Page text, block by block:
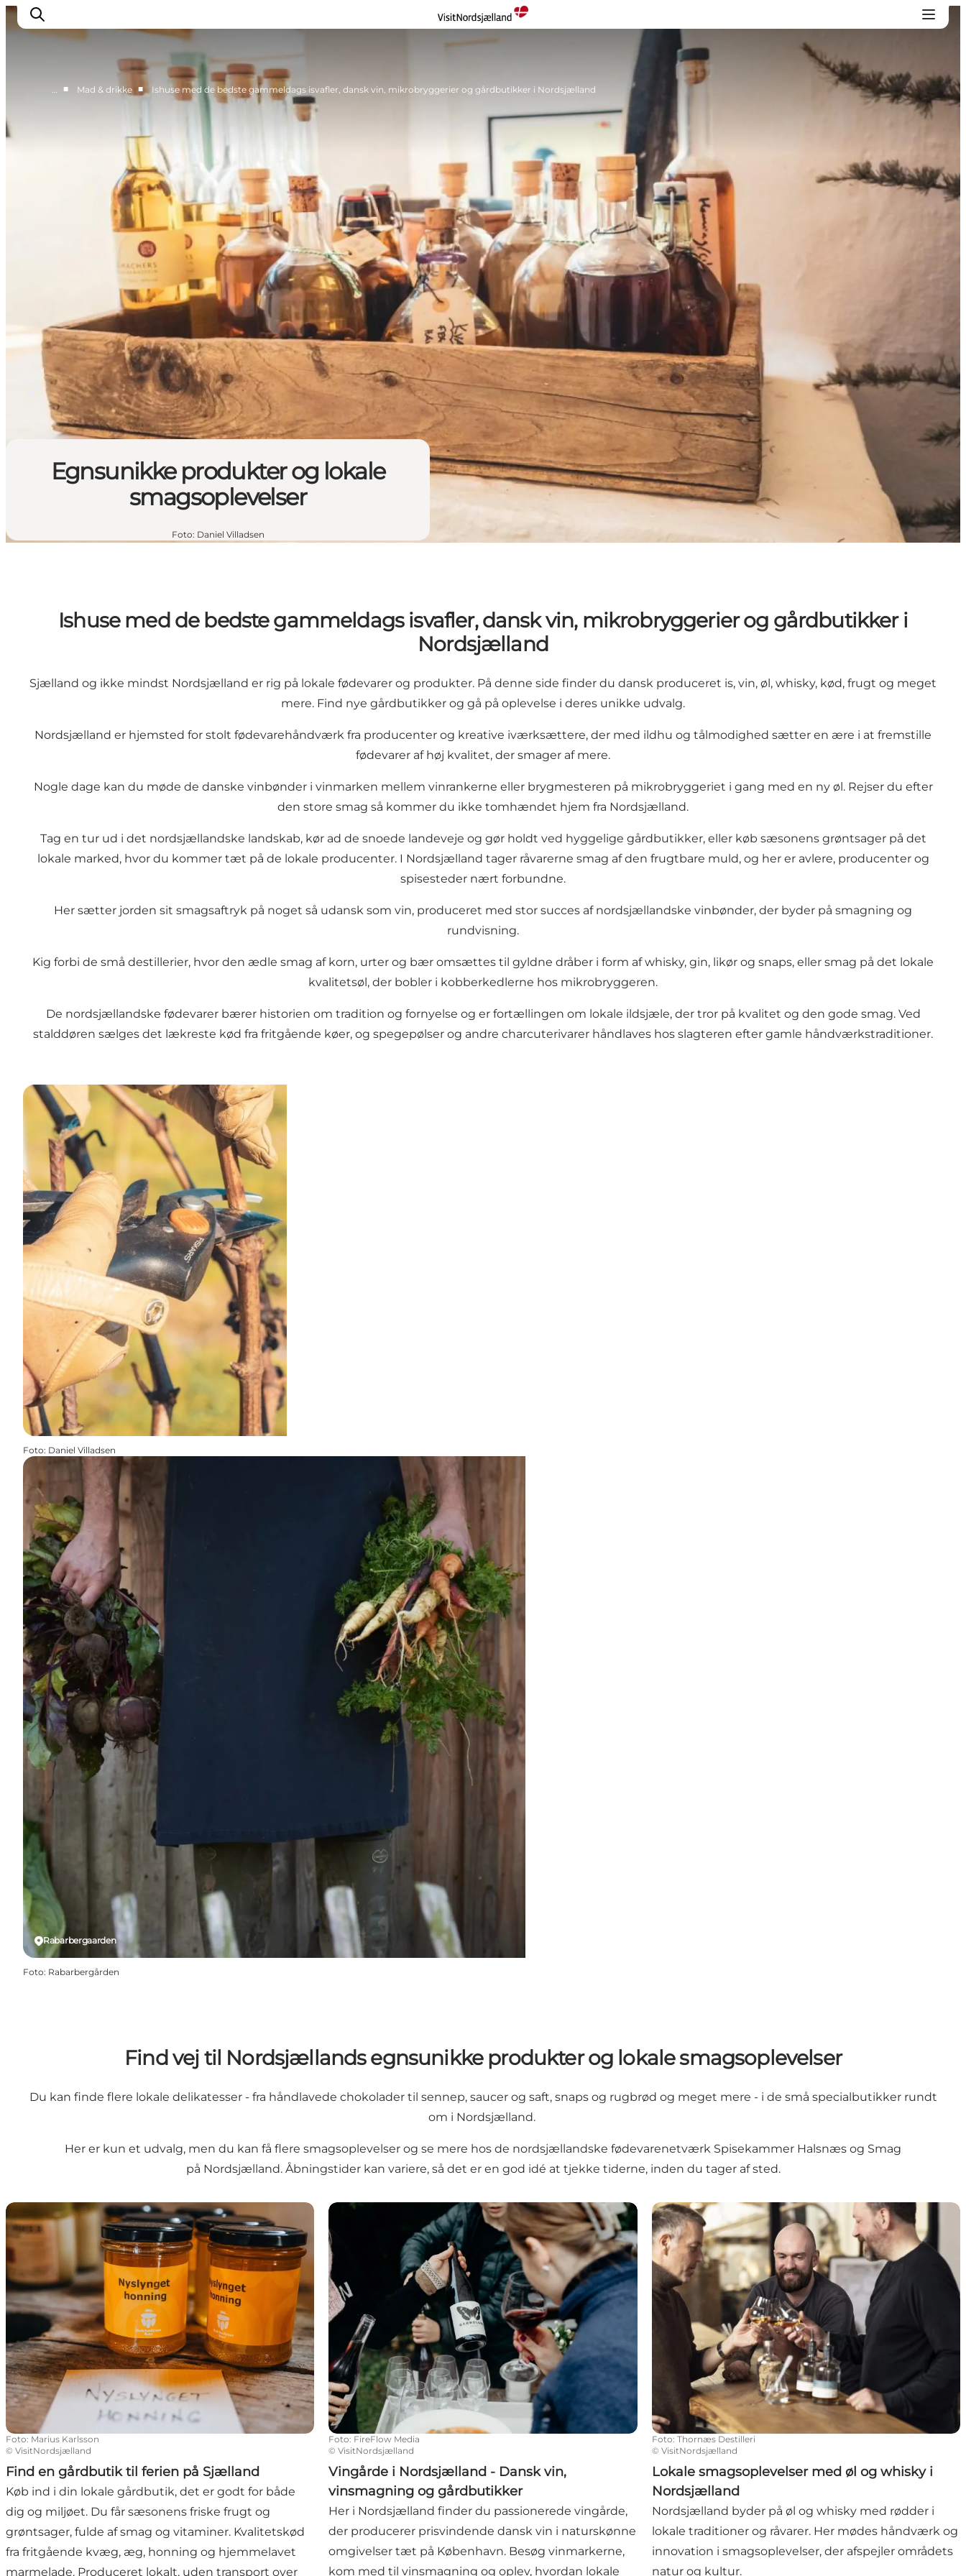
Overnatning
Planlæg ferien
… ■ Mad & drikke ■ Ishuse med de bedste gammeldags isvafler, dansk vin, mikrobryggerier og gårdbutikker i Nordsjælland
Egnsunikke produkter og lokale
smagsoplevelser
Foto: Daniel Villadsen
Ishuse med de bedste gammeldags isvafler, dansk vin, mikrobryggerier og gårdbutikker i
Nordsjælland
Sjælland og ikke mindst Nordsjælland er rig på lokale fødevarer og produkter. På denne side finder du dansk produceret is, vin, øl, whisky, kød, frugt og meget
mere. Find nye gårdbutikker og gå på oplevelse i deres unikke udvalg.
Nordsjælland er hjemsted for stolt fødevarehåndværk fra producenter og kreative iværksættere, der med ildhu og tålmodighed sætter en ære i at fremstille
fødevarer af høj kvalitet, der smager af mere.
Nogle dage kan du møde de danske vinbønder i vinmarken mellem vinrankerne eller brygmesteren på mikrobryggeriet i gang med en ny øl. Rejser du efter
den store smag så kommer du ikke tomhændet hjem fra Nordsjælland.
Tag en tur ud i det nordsjællandske landskab, kør ad de snoede landeveje og gør holdt ved hyggelige gårdbutikker, eller køb sæsonens grøntsager på det
lokale marked, hvor du kommer tæt på de lokale producenter. I Nordsjælland tager råvarerne smag af den frugtbare muld, og her er avlere, producenter og
spisesteder nært forbundne.
Her sætter jorden sit smagsaftryk på noget så udansk som vin, produceret med stor succes af nordsjællandske vinbønder, der byder på smagning og
rundvisning.
Kig forbi de små destillerier, hvor den ædle smag af korn, urter og bær omsættes til gyldne dråber i form af whisky, gin, likør og snaps, eller smag på det lokale
kvalitetsøl, der bobler i kobberkedlerne hos mikrobryggeren.
De nordsjællandske fødevarer bærer historien om tradition og fornyelse og er fortællingen om lokale ildsjæle, der tror på kvalitet og den gode smag. Ved
stalddøren sælges det lækreste kød fra fritgående køer, og spegepølser og andre charcuterivarer håndlaves hos slagteren efter gamle håndværkstraditioner.
Foto: Daniel Villadsen
Rabarbergaarden
Foto: Rabarbergården
Find vej til Nordsjællands egnsunikke produkter og lokale smagsoplevelser
Du kan finde flere lokale delikatesser - fra håndlavede chokolader til sennep, saucer og saft, snaps og rugbrød og meget mere - i de små specialbutikker rundt
om i Nordsjælland.
Her er kun et udvalg, men du kan få flere smagsoplevelser og se mere hos de nordsjællandske fødevarenetværk Spisekammer Halsnæs og Smag
på Nordsjælland. Åbningstider kan variere, så det er en god idé at tjekke tiderne, inden du tager af sted.
Find en gårdbutik til ferien på Sjælland
Foto: Marius Karlsson
© VisitNordsjælland
Find en gårdbutik til ferien på Sjælland
Køb ind i din lokale gårdbutik, det er godt for både
dig og miljøet. Du får sæsonens friske frugt og
grøntsager, fulde af smag og vitaminer. Kvalitetskød
fra fritgående kvæg, æg, honning og hjemmelavet
marmelade. Produceret lokalt, uden transport over
Vingårde i Nordsjælland - Dansk vin, vinsmagning og gårdbutikker
Foto: FireFlow Media
©VisitNordsjælland
Vingårde i Nordsjælland - Dansk vin,
vinsmagning og gårdbutikker
Her i Nordsjælland finder du passionerede vingårde,
der producerer prisvindende dansk vin i naturskønne
omgivelser tæt på København. Besøg vinmarkerne,
kom med til vinsmagning og oplev, hvordan lokale
Lokale smagsoplevelser med øl og whisky i
Foto: Thornæs Destilleri
© VisitNordsjælland
Lokale smagsoplevelser med øl og whisky i
Nordsjælland
Nordsjælland byder på øl og whisky med rødder i
lokale traditioner og råvarer. Her mødes håndværk og
innovation i smagsoplevelser, der afspejler områdets
natur og kultur.